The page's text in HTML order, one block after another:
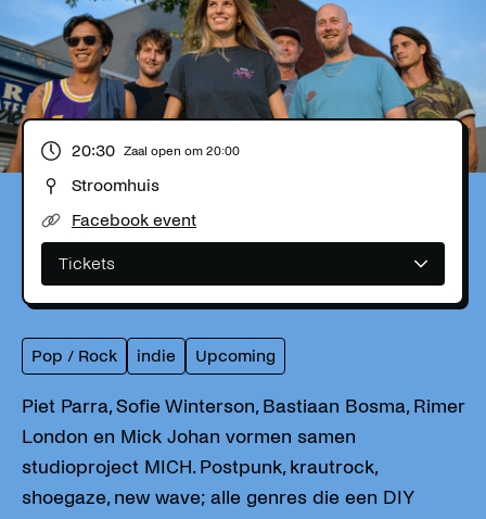
20:30 Zaal open om 20:00
Stroomhuis
Facebook event
Tickets
Pop / Rock indie Upcoming
Piet Parra, Sofie Winterson, Bastiaan Bosma, Rimer
London en Mick Johan vormen samen
studioproject MICH. Postpunk, krautrock,
shoegaze, new wave; alle genres die een DIY